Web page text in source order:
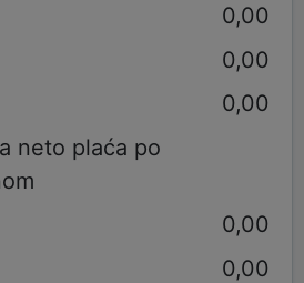
0,00
0,00
0,00
neto plaća po
0,00
0,00